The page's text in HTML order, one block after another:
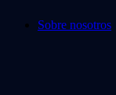
Sobre nosotros